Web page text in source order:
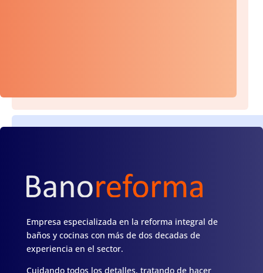
Empresa especializada en la reforma integral de
baños y cocinas con más de dos decadas de
experiencia en el sector.
Cuidando todos los detalles, tratando de hacer